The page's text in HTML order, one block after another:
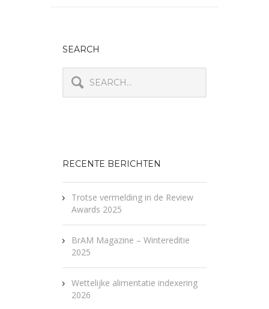
SEARCH
RECENTE BERICHTEN
Trotse vermelding in de Review
Awards 2025
BrAM Magazine – Wintereditie
2025
Wettelijke alimentatie indexering
2026